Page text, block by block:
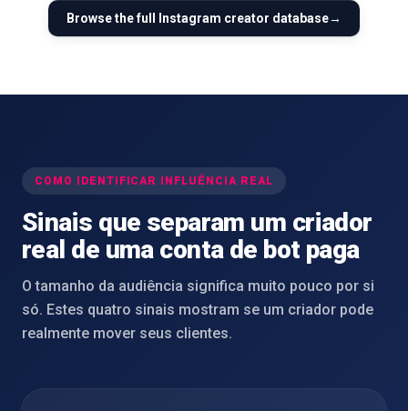
Browse the full Instagram creator database→
COMO IDENTIFICAR INFLUÊNCIA REAL
Sinais que separam um criador
real de uma conta de bot paga
O tamanho da audiência significa muito pouco por si
só. Estes quatro sinais mostram se um criador pode
realmente mover seus clientes.